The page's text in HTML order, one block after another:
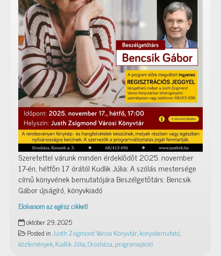
Szeretettel várunk minden érdeklődőt 2025. november
17-én, hétfőn 17 órától Kudlik Júlia: A szólás mestersége
című könyvének bemutatójára Beszélgetőtárs: Bencsik
Gábor újságíró, könyvkiadó
Elolvasom az egész cikket!
2025.
november
17.:
Kudlik
október 29, 2025
Posted inJusth Zsigmond Városi Könyvtár,könyvbemutató,
közlemények,Kudlik Júlia,Orosháza,programajánló